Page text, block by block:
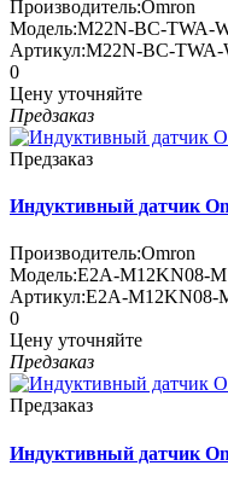
Производитель:Omron
Модель:M22N-BC-TWA-
Артикул:M22N-BC-TWA-
0
Цену уточняйте
Предзаказ
Предзаказ
Индуктивный датчик
Производитель:Omron
Модель:E2A-M12KN08-
Артикул:E2A-M12KN08-
0
Цену уточняйте
Предзаказ
Предзаказ
Индуктивный датчик